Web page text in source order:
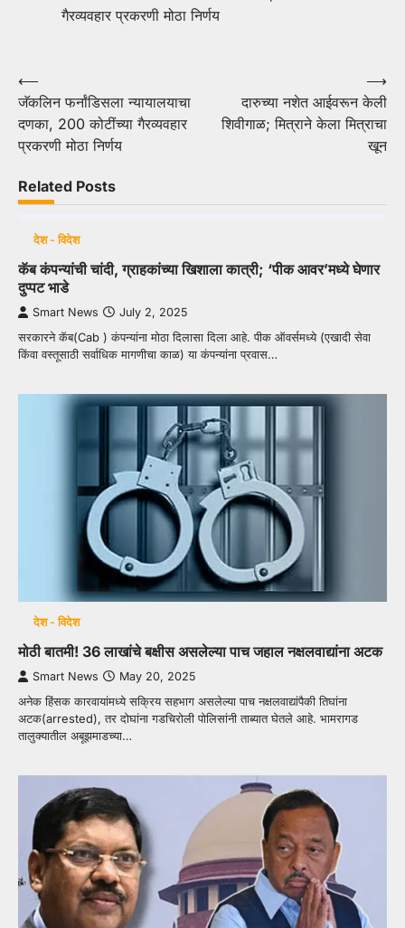
गैरव्यवहार प्रकरणी मोठा निर्णय
Post
navigation
⟵
जॅकलिन फर्नांडिसला न्यायालयाचा
दणका, 200 कोटींच्या गैरव्यवहार
प्रकरणी मोठा निर्णय
दारुच्या नशेत आईवरून केली
शिवीगाळ; मित्राने केला मित्राचा
खून
⟶
Related Posts
देश - विदेश
कॅब कंपन्यांची चांदी, ग्राहकांच्या खिशाला कात्री; ‘पीक आवर’मध्ये घेणार
दुप्पट भाडे
Smart News July 2, 2025
सरकारने कॅब(Cab ) कंपन्यांना मोठा दिलासा दिला आहे. पीक ऑवर्समध्ये (एखादी सेवा
किंवा वस्तूसाठी सर्वाधिक मागणीचा काळ) या कंपन्यांना प्रवास…
देश - विदेश
मोठी बातमी! 36 लाखांचे बक्षीस असलेल्या पाच जहाल नक्षलवाद्यांना अटक
Smart News May 20, 2025
अनेक हिंसक कारवायांमध्ये सक्रिय सहभाग असलेल्या पाच नक्षलवाद्यांपैकी तिघांना
अटक(arrested), तर दोघांना गडचिरोली पोलिसांनी ताब्यात घेतले आहे. भामरागड
तालुक्यातील अबूझमाडच्या…